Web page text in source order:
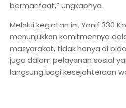
bermanfaat,” ungkapnya.
Melalui kegiatan ini, Yonif 330
menunjukkan komitmennya
masyarakat, tidak hanya di
juga dalam pelayanan sosial
langsung bagi kesejahteraan